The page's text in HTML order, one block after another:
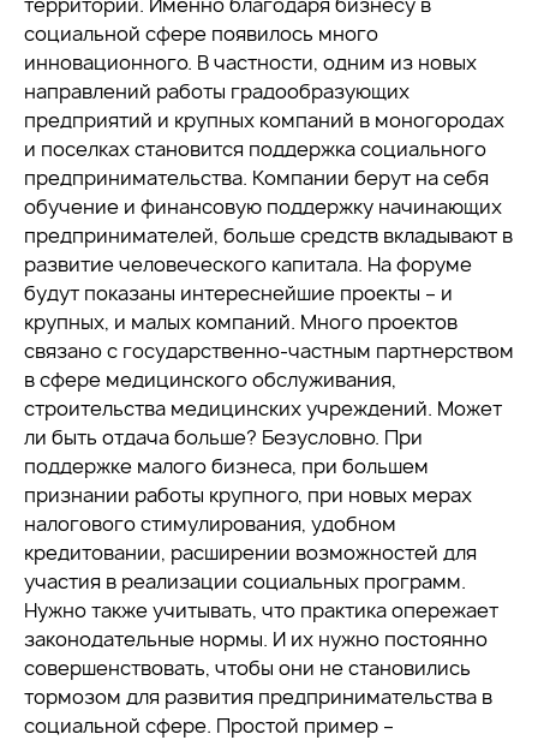
социальной сфере появилось много
инновационного. В частности, одним из новых
направлений работы градообразующих
предприятий и крупных компаний в моногородах
и поселках становится поддержка социального
предпринимательства. Компании берут на себя
обучение и финансовую поддержку начинающих
предпринимателей, больше средств вкладывают в
развитие человеческого капитала. На форуме
будут показаны интереснейшие проекты – и
крупных, и малых компаний. Много проектов
связано с государственно-частным партнерством
в сфере медицинского обслуживания,
строительства медицинских учреждений. Может
ли быть отдача больше? Безусловно. При
поддержке малого бизнеса, при большем
признании работы крупного, при новых мерах
налогового стимулирования, удобном
кредитовании, расширении возможностей для
участия в реализации социальных программ.
Нужно также учитывать, что практика опережает
законодательные нормы. И их нужно постоянно
совершенствовать, чтобы они не становились
тормозом для развития предпринимательства в
социальной сфере. Простой пример –